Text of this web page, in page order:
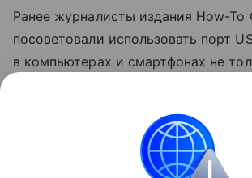
Ранее журналисты издания How-To
посоветовали использовать порт
в компьютерах и смартфонах не
скорости и подключаться к